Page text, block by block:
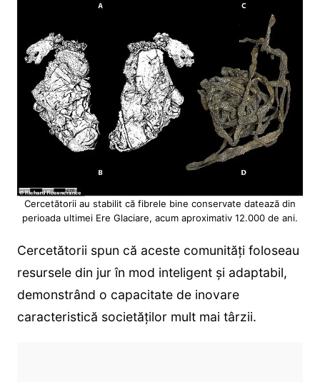
Cercetătorii au stabilit că fibrele bine conservate datează din
perioada ultimei Ere Glaciare, acum aproximativ 12.000 de ani.
Cercetătorii spun că aceste comunități foloseau
resursele din jur în mod inteligent și adaptabil,
demonstrând o capacitate de inovare
caracteristică societăților mult mai târzii.